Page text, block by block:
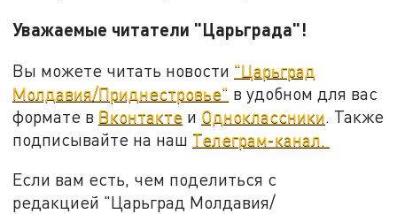
Уважаемые читатели "Царьграда"!
Вы можете читать новости "Царьград
Молдавия/Приднестровье" в удобном для вас
формате в Вконтакте и Одноклассники. Также
подписывайте на наш Телеграм-канал.
Если вам есть, чем поделиться с
редакцией "Царьград Молдавия/